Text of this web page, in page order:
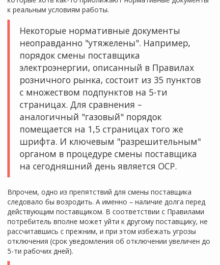
к реальным условиям работы.
Некоторые нормативные документы
неоправданно "утяжелены". Например,
порядок смены поставщика
электроэнергии, описанный в Правилах
розничного рынка, состоит из 35 пунктов
с множеством подпунктов на 5-ти
страницах. Для сравнения –
аналогичный "газовый" порядок
помещается на 1,5 страницах того же
шрифта. И ключевым "разрешительным"
органом в процедуре смены поставщика
на сегодняшний день является ОСР.
Впрочем, одно из препятствий для смены поставщика
следовало бы возродить. А именно – наличие долга перед
действующим поставщиком. В соответствии с Правилами
потребитель вполне может уйти к другому поставщику, не
рассчитавшись с прежним, и при этом избежать угрозы
отключения (срок уведомления об отключении увеличен до
5-ти рабочих дней).